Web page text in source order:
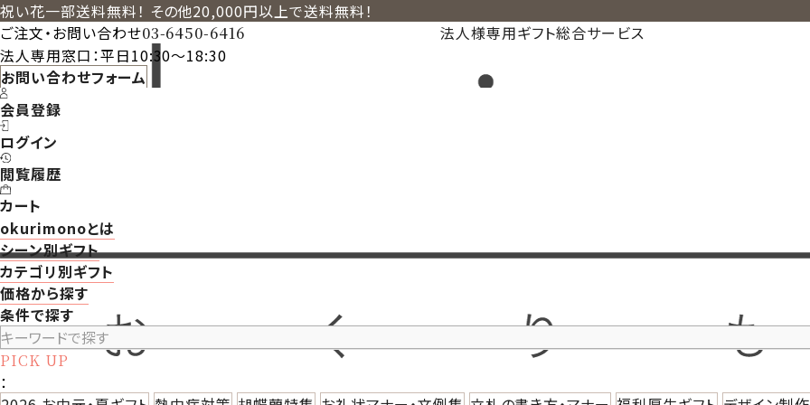
祝い花一部送料無料！ その他20,000円以上で送料無料！
法人様専用ギフト総合サービス
ご注文・お問い合わせ03-6450-6416
法人専用窓口：平日10:30～18:30
お問い合わせフォーム
会員登録
ログイン
閲覧履歴
カート
okurimonoとは
シーン別ギフト
カテゴリ別ギフト
価格から探す
条件で探す
PICK UP
：